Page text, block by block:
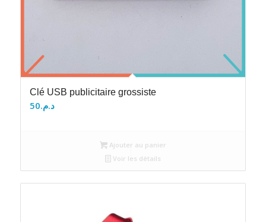
Clé USB publicitaire grossiste
د.م.50
Ajouter au panier
Voir les détails